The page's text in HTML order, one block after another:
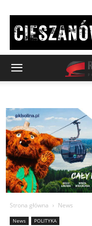
Strona główna News
News POLITYKA